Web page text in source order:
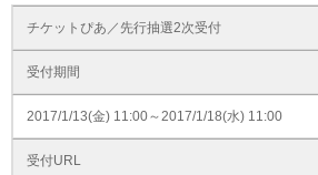
チケットぴあ／先行抽選2次受付
受付期間
2017/1/13(金) 11:00～2017/1/18(水) 11:00
受付URL